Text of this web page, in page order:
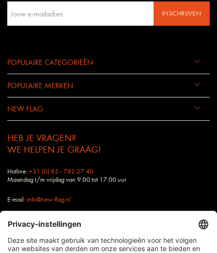
INSCHRIJVEN
POPULAIRE CATEGORIEËN
POPULAIRE MERKEN
NEW FLAG
HEB JE VRAGEN?
WE HELPEN JE GRAAG!
Hotline:+31 (0) 85 - 782 27 40
Maandag t/m vrijdag van 9.00 tot 17.00 uur
E-mail:info@new-flag.nl
Buitendienst: Ook jouw contactpersoon bij New
Flag staat altijd voor je klaar.